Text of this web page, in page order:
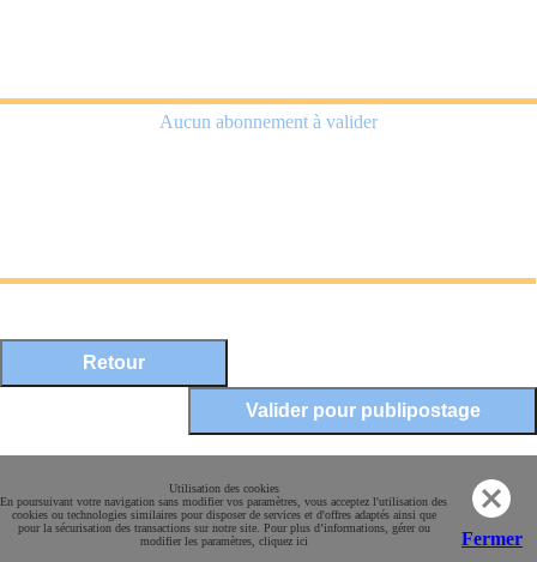
Aucun abonnement à valider
Utilisation des cookies
En poursuivant votre navigation sans modifier vos paramètres, vous acceptez l'utilisation des
cookies ou technologies similaires pour disposer de services et d'offres adaptés ainsi que
pour la sécurisation des transactions sur notre site. Pour plus d’informations, gérer ou
modifier les paramètres, cliquez ici
Fermer
Paiement sécurisé
Conditions Générales de Vente